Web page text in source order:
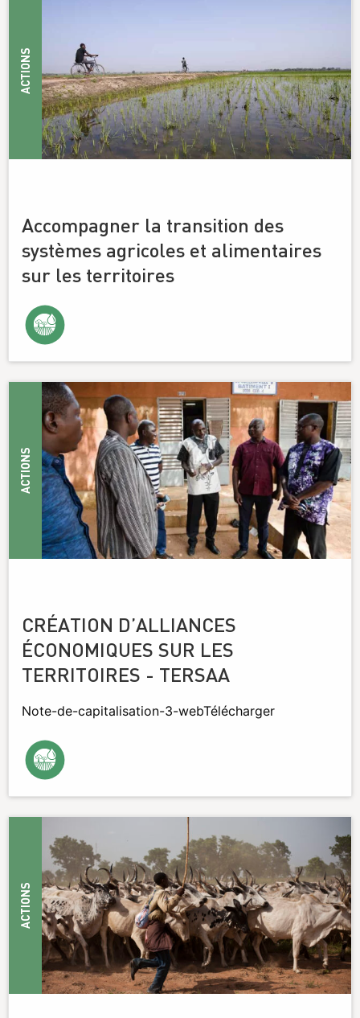
ACTIONS
Accompagner la transition des
systèmes agricoles et alimentaires
sur les territoires
ACTIONS
CRÉATION D’ALLIANCES
ÉCONOMIQUES SUR LES
TERRITOIRES - TERSAA
Note-de-capitalisation-3-webTélécharger
ACTIONS